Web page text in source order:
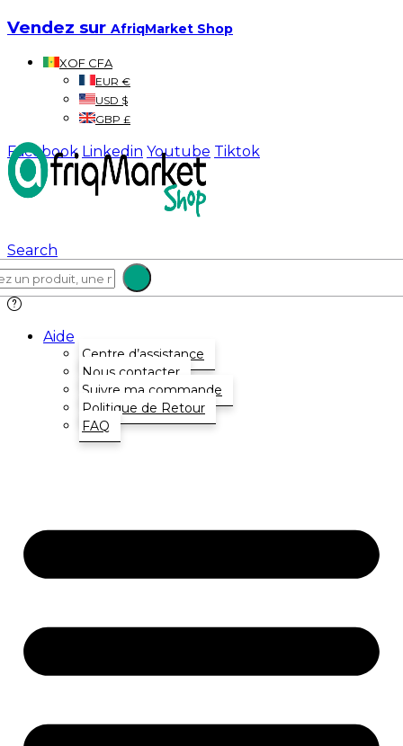
Vendez sur AfriqMarket Shop
XOF CFA
EUR €
USD $
GBP £
Facebook Linkedin Youtube Tiktok
Search
Aide
Centre d’assistance
Nous contacter
Suivre ma commande
Politique de Retour
FAQ